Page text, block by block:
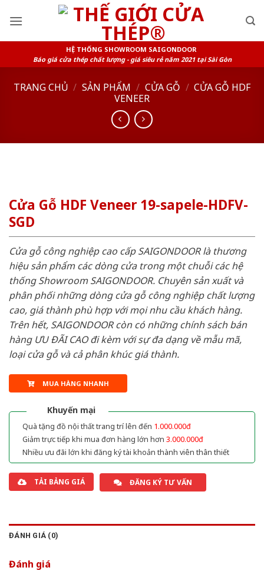
HỆ THỐNG SHOWROOM SAIGONDOOR
Báo giá cửa thép chất lượng - giá siêu rẻ năm 2021 tại Sài Gòn
TRANG CHỦ / SẢN PHẨM / CỬA GỖ / CỬA GỖ HDF
VENEER
Cửa Gỗ HDF Veneer 19-sapele-HDFV-
SGD
Cửa gỗ công nghiệp cao cấp SAIGONDOOR là thương
hiệu sản phẩm các dòng cửa trong một chuỗi các hệ
thống Showroom SAIGONDOOR. Chuyên sản xuất và
phân phối những dòng cửa gỗ công nghiệp chất lượng
cao, giá thành phù hợp với mọi nhu cầu khách hàng.
Trên hết, SAIGONDOOR còn có những chính sách bán
hàng ƯU ĐÃI CAO đi kèm với sự đa dạng về mẫu mã,
loại cửa gỗ và cả phân khúc giá thành.
MUA HÀNG NHANH
Khuyến mại
Quà tặng đồ nội thất trang trí lên đến 1.000.000đ
Giảm trực tiếp khi mua đơn hàng lớn hơn 3.000.000đ
Nhiều ưu đãi lớn khi đăng ký tài khoản thành viên thân thiết
TẢI BẢNG GIÁ ĐĂNG KÝ TƯ VẤN
ĐÁNH GIÁ (0)
Đánh giá